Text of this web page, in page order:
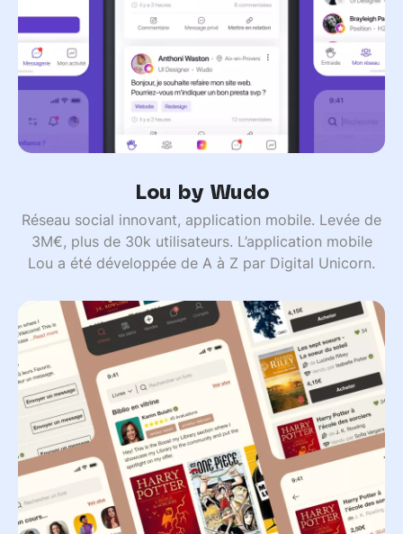
Lou by Wudo
Réseau social innovant, application mobile. Levée de
3M€, plus de 30k utilisateurs. L’application mobile
Lou a été développée de A à Z par Digital Unicorn.